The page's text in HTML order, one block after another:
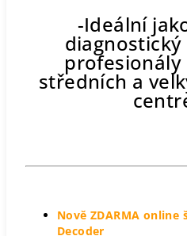
-Ideální
profesionály
středních a
Nově ZDARMA online
Decoder